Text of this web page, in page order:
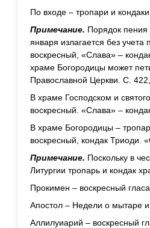
По входе – тропари и
Примечание. Порядок пения
января излагается без
воскресный, «Слава» –
храме Богородицы может
Православной Церкви. С.
В храме Господском и
воскресный. «Слава» –
В храме Богородицы –
воскресный, кондак Триоди.
Примечание. Поскольку в
Литургии тропарь и кондак
Прокимен – воскресный
Апостол – Недели о мытаре
Аллилуиарий – воскресный